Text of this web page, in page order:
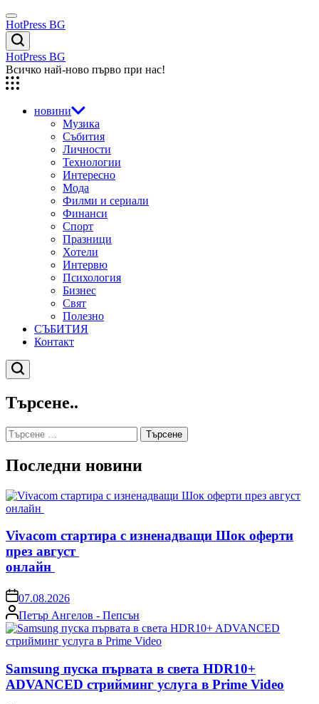
Skip
to
content
Menu
HotPress BG
Търсене
HotPress BG
Всичко най-ново първо при нас!
новини
Музика
Събития
Личности
Технологии
Интересно
Мода
Филми и сериали
Финанси
Спорт
Празници
Хотели
Интервю
Психология
Бизнес
Свят
Полезно
СЪБИТИЯ
Контакт
Търсене
Търсене..
Търсене
за:
Последни новини
Vivacom стартира с изненадващи Шок оферти
през август
онлайн
on07.08.2026
Posted
by
Петър Ангелов - Пепсън
Samsung пуска първата в света HDR10+
ADVANCED стрийминг услуга в Prime Video